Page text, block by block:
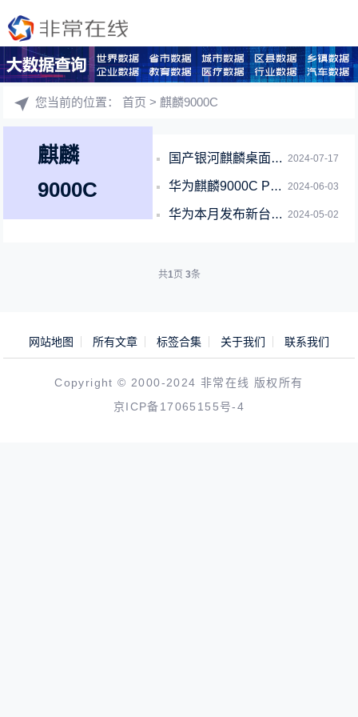
您当前的位置：首页 > 麒麟9000C
麒麟
9000C
2024-07-17
国产银河麒麟桌面系统升级V10 SP1 2403：适配麒麟、龙芯CPU 性能大涨
2024-06-03
华为麒麟9000C PC新品不只一款！W515x/585x规格公布
2024-05-02
华为本月发布新台式机擎云W515x：首发麒麟9000C、系统不是鸿蒙
共1页 3条
网站地图 所有文章 标签合集 关于我们 联系我们
Copyright © 2000-2024 非常在线 版权所有
京ICP备17065155号-4